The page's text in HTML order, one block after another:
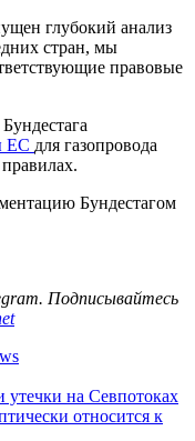
глубокий анализ
стран, мы
правовые
ЕС для газопровода
Бундестагом
Подписывайтесь
на Севпотоках
относится к